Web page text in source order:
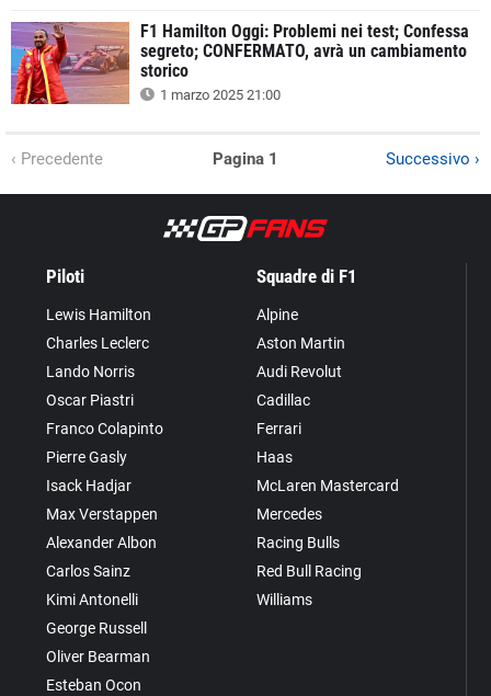
F1 Hamilton Oggi: Problemi nei test; Confessa
segreto; CONFERMATO, avrà un cambiamento
storico
1 marzo 2025 21:00
‹ Precedente Pagina 1 Successivo ›
Piloti
Lewis Hamilton
Charles Leclerc
Lando Norris
Oscar Piastri
Franco Colapinto
Pierre Gasly
Isack Hadjar
Max Verstappen
Alexander Albon
Carlos Sainz
Kimi Antonelli
George Russell
Oliver Bearman
Esteban Ocon
Squadre di F1
Alpine
Aston Martin
Audi Revolut
Cadillac
Ferrari
Haas
McLaren Mastercard
Mercedes
Racing Bulls
Red Bull Racing
Williams